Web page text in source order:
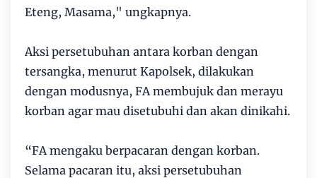
Eteng, Masama," ungkapnya.
Aksi persetubuhan antara korban dengan
tersangka, menurut Kapolsek, dilakukan
dengan modusnya, FA membujuk dan merayu
korban agar mau disetubuhi dan akan dinikahi.
“FA mengaku berpacaran dengan korban.
Selama pacaran itu, aksi persetubuhan